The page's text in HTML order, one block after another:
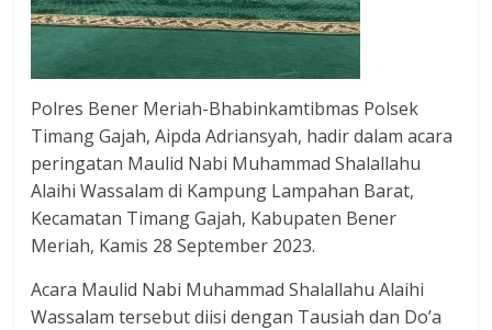
Polres Bener Meriah-Bhabinkamtibmas Polsek
Timang Gajah, Aipda Adriansyah, hadir dalam acara
peringatan Maulid Nabi Muhammad Shalallahu
Alaihi Wassalam di Kampung Lampahan Barat,
Kecamatan Timang Gajah, Kabupaten Bener
Meriah, Kamis 28 September 2023.
Acara Maulid Nabi Muhammad Shalallahu Alaihi
Wassalam tersebut diisi dengan Tausiah dan Do’a